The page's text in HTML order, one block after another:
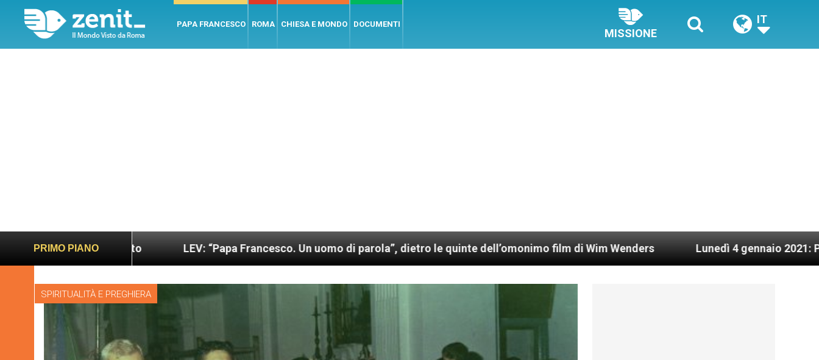
PAPA FRANCESCO ROMA CHIESA E MONDO DOCUMENTI
MISSIONE
IT
PRIMO PIANO
e giusto LEV: “Papa Francesco. Un uomo di parola”, dietro le quinte dell’omonimo film di Wim Wenders Lunedì 4 gennaio 2021: Possesso
SPIRITUALITÀ E PREGHIERA